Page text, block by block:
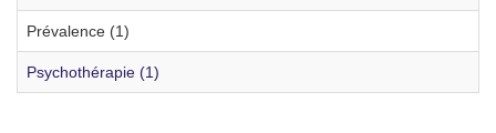
Prévalence (1)
Psychothérapie (1)